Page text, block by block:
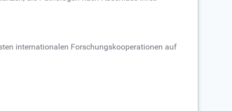
internationalen Forschungskooperationen auf